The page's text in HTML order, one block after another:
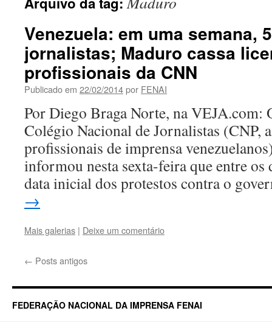
Venezuela: em uma semana,
jornalistas; Maduro cassa
profissionais da CNN
Publicado em 22/02/2014por FENAI
Por Diego Braga Norte, na VEJA.com:
Colégio Nacional de Jornalistas (CNP,
profissionais de imprensa
informou nesta sexta-feira que entre os
data inicial dos protestos contra o
→
Mais galerias | Deixe um comentário
← Posts antigos
FEDERAÇÃO NACIONAL DA IMPRENSA FENAI